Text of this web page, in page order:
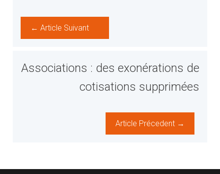
← Article Suivant
Associations : des exonérations de
cotisations supprimées
Article Précedent →